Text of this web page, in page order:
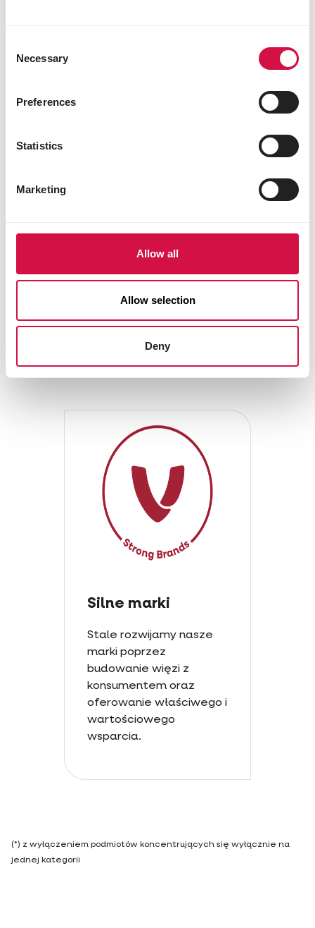
Selection
Necessary
Preferences
Statistics
Marketing
Allow all
Allow selection
Deny
działania
jakości, orientacji na
klienta i zrównoważonym
Silne marki
Stale rozwijamy nasze
marki poprzez
budowanie więzi z
konsumentem oraz
oferowanie właściwego i
wartościowego
wsparcia.
(*) z wyłączeniem podmiotów koncentrujących się wyłącznie na
jednej kategorii